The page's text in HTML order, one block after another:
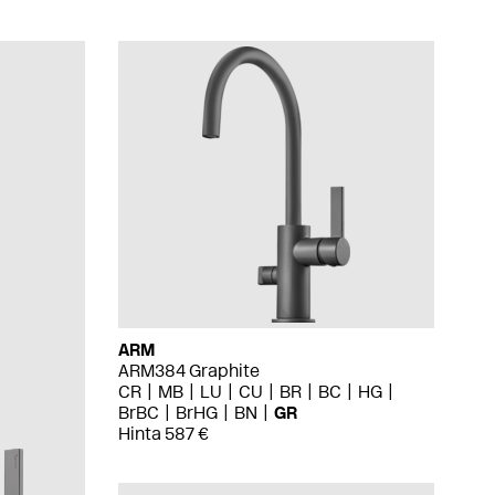
ARM
ARM384 Graphite
CR
MB LU CU BR BC
HG
BrBC
BrHG BN
GR
Hinta 587 €